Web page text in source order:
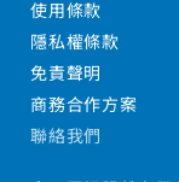
使用條款
隱私權條款
免責聲明
商務合作方案
聯絡我們